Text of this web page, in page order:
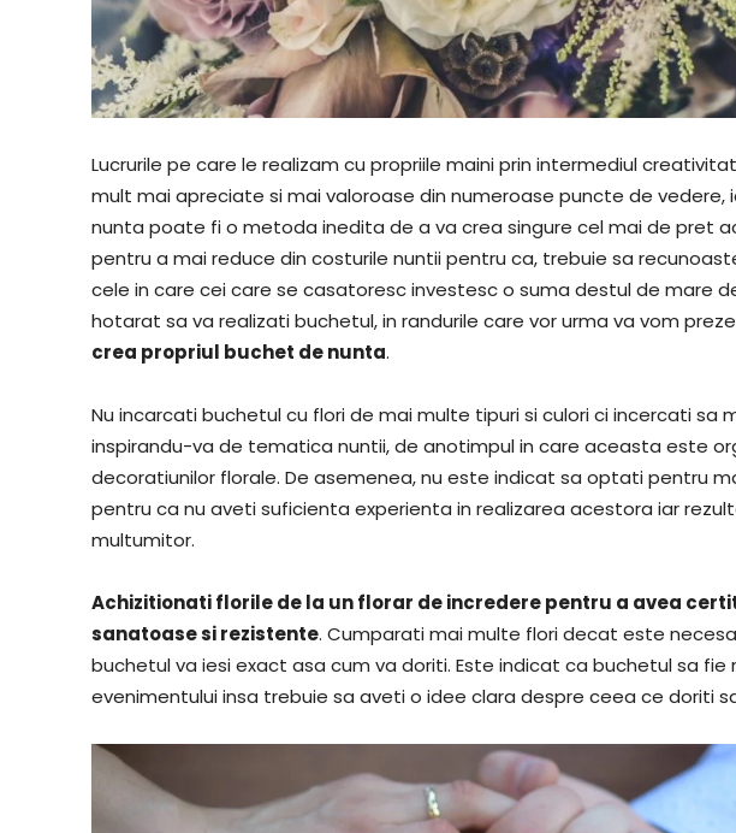
Lucrurile pe care le realizam cu propriile maini prin intermediul
mult mai apreciate si mai valoroase din numeroase puncte de vedere,
nunta poate fi o metoda inedita de a va crea singure cel mai de pret
pentru a mai reduce din costurile nuntii pentru ca, trebuie sa
cele in care cei care se casatoresc investesc o suma destul de mare
hotarat sa va realizati buchetul, in randurile care vor urma va vom
crea propriul buchet de nunta.
Nu incarcati buchetul cu flori de mai multe tipuri si culori ci incercati sa
inspirandu-va de tematica nuntii, de anotimpul in care aceasta este
decoratiunilor florale. De asemenea, nu este indicat sa optati pentru
pentru ca nu aveti suficienta experienta in realizarea acestora iar
multumitor.
Achizitionati florile de la un florar de incredere pentru a avea
sanatoase si rezistente. Cumparati mai multe flori decat este
buchetul va iesi exact asa cum va doriti. Este indicat ca buchetul sa fie
evenimentului insa trebuie sa aveti o idee clara despre ceea ce doriti